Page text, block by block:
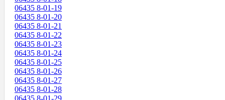
06435 8-01-19
06435 8-01-20
06435 8-01-21
06435 8-01-22
06435 8-01-23
06435 8-01-24
06435 8-01-25
06435 8-01-26
06435 8-01-27
06435 8-01-28
06435 8-01-29